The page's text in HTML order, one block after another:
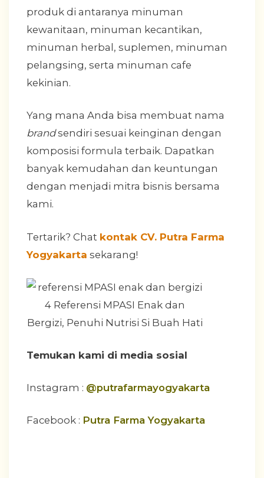
produk di antaranya minuman
kewanitaan, minuman kecantikan,
minuman herbal, suplemen, minuman
pelangsing, serta minuman cafe
kekinian.
Yang mana Anda bisa membuat nama
brandsendiri sesuai keinginan dengan
komposisi formula terbaik. Dapatkan
banyak kemudahan dan keuntungan
dengan menjadi mitra bisnis bersama
kami.
Tertarik? Chat kontak CV. Putra Farma
Yogyakarta sekarang!
Temukan kami di media sosial
Instagram : @putrafarmayogyakarta
Facebook : Putra Farma Yogyakarta